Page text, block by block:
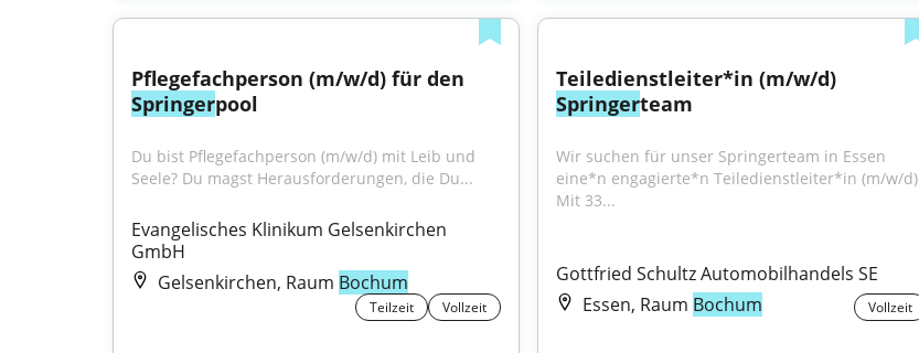
Springerpool
Du bist Pflegefachperson (m/w/d) mit Leib und
Seele? Du magst Herausforderungen, die Du...
Evangelisches Klinikum Gelsenkirchen
GmbH
Gelsenkirchen, Raum Bochum
Teilzeit Vollzeit
Springerteam
Wir suchen für unser Springerteam in Essen
eine*n engagierte*n Teiledienstleiter*in (m/w/d)
Mit 33...
Gottfried Schultz Automobilhandels SE
Essen, Raum Bochum Vollzeit